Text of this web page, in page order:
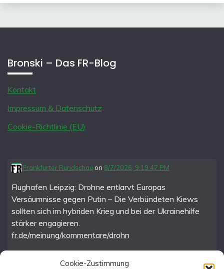
Cookie-Zustimmung
Bronski – Das FR-Blog
Kontakt
Impressum & Datenschutz
Cookie-Richtlinie (EU)
Frankfurter Rundschau on 8/7/2026, 9:19:47 PM
Flughafen Leipzig: Drohne entlarvt Europas
Versäumnisse gegen Putin – Die Verbündeten Kiews
sollten sich im hybriden Krieg und bei der Ukrainehilfe
stärker engagieren.
fr.de/meinung/kommentare/drohn